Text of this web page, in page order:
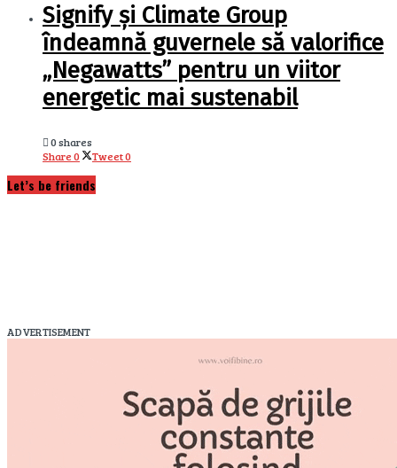
Signify și Climate Group
îndeamnă guvernele să valorifice
„Negawatts” pentru un viitor
energetic mai sustenabil
0 shares
Share0 Tweet0
Let’s be friends
ADVERTISEMENT